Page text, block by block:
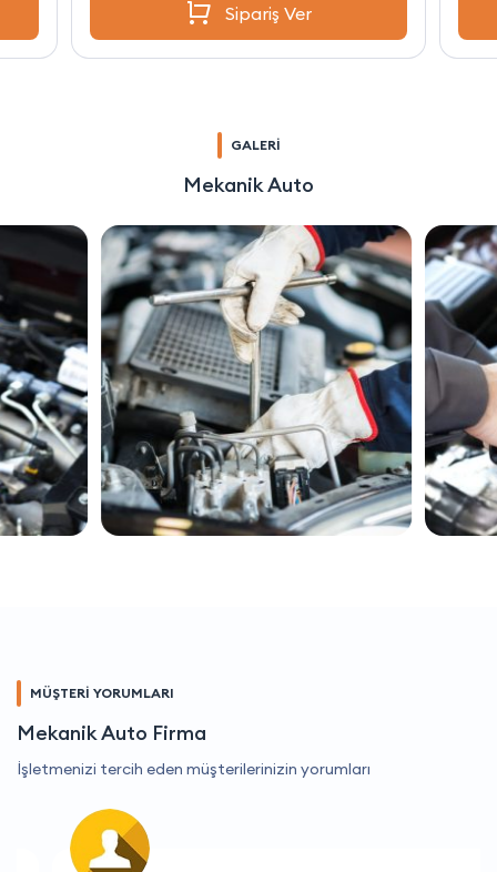
Sipariş Ver
GALERİ
Mekanik Auto
MÜŞTERİ YORUMLARI
Mekanik Auto Firma
İşletmenizi tercih eden müşterilerinizin yorumları